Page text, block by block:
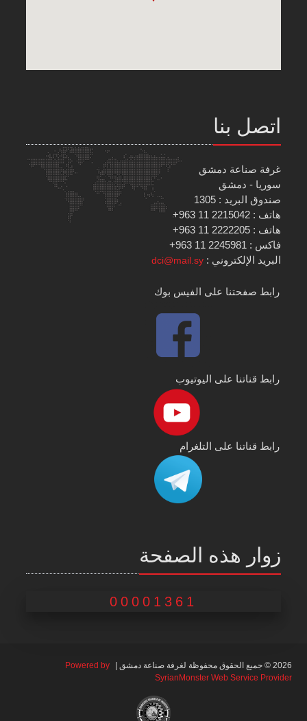
اتصل بنا
غرفة صناعة دمشق
سوريا - دمشق
صندوق البريد : 1305
هاتف : 2215042 11 963+
هاتف : 2222205 11 963+
فاكس : 2245981 11 963+
البريد الإلكتروني :dci@mail.sy
رابط صفحتنا على الفيس بوك
رابط قناتنا على اليوتيوب
رابط قناتنا على التلغرام
زوار هذه الصفحة
00001361
2026 © جميع الحقوق محفوظة لغرفة صناعة دمشق |
Powered by
SyrianMonster Web Service Provider